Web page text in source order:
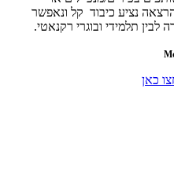
נציע כיבוד קל ונאפשר
לבין תלמידי ובוגרי רקנאטי.
כאן